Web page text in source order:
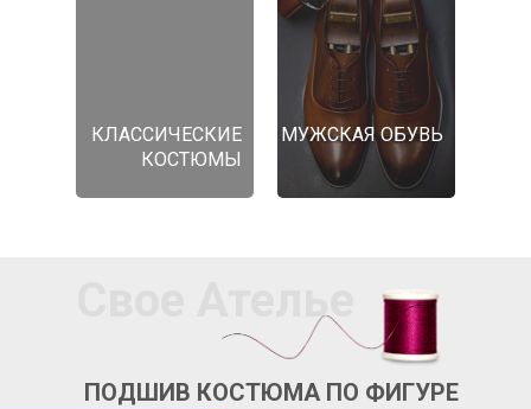
КЛАССИЧЕСКИЕ
КОСТЮМЫ
МУЖСКАЯ ОБУВЬ
Свое Ателье
ПОДШИВ КОСТЮМА ПО ФИГУРЕ